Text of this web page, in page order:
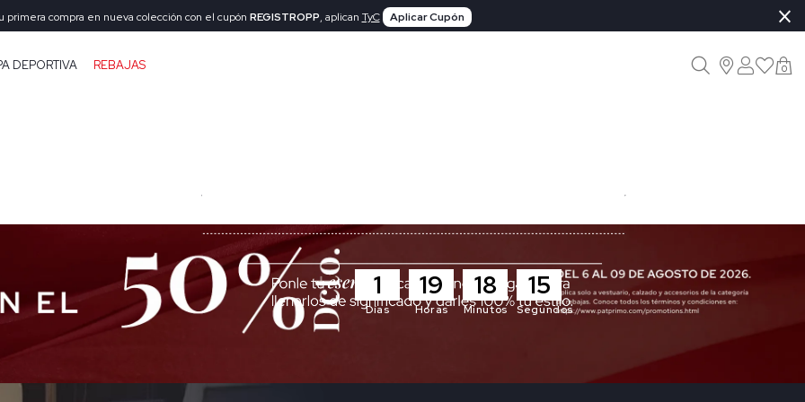
primera compra en nueva colección con el cupón REGISTROPP, aplican TyC Aplicar Cupón ×
DEPORTIVA REBAJAS 0
1
Días
19
Horas
18
Minutos
13
Segundos